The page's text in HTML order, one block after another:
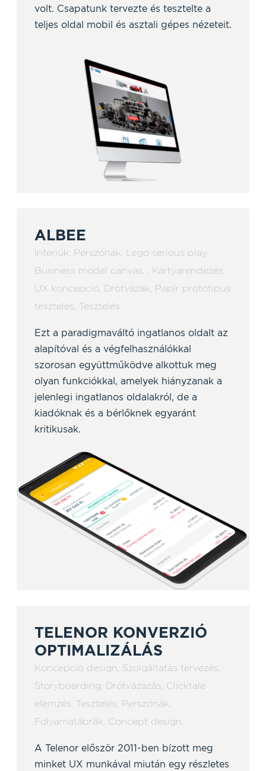
volt. Csapatunk tervezte és tesztelte a
teljes oldal mobil és asztali gépes nézeteit.
ALBEE
Interjúk, Perszónák, Lego serious play,
Business model canvas, , Kártyarendezés,
UX koncepció, Drótvázak, Papír prototípus
tesztelés, Tesztelés
Ezt a paradigmaváltó ingatlanos oldalt az
alapítóval és a végfelhasználókkal
szorosan együttműködve alkottuk meg
olyan funkciókkal, amelyek hiányzanak a
jelenlegi ingatlanos oldalakról, de a
kiadóknak és a bérlőknek egyaránt
kritikusak.
TELENOR KONVERZIÓ
OPTIMALIZÁLÁS
Koncepció design, Szolgáltatás tervezés,
Storyboarding, Drótvázazás, Clicktale
elemzés, Tesztelés, Perszónák,
Folyamatábrák, Concept design
A Telenor először 2011-ben bízott meg
minket UX munkával miután egy részletes